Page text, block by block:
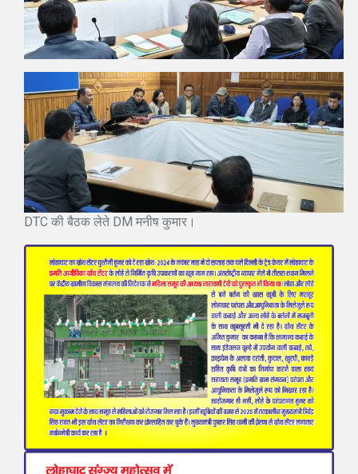
DTC की बैठक लेते DM मनीष कुमार।